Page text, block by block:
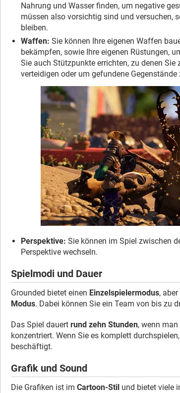
Nahrung und Wasser finden, um negative
müssen also vorsichtig sind und versuchen,
bleiben.
Waffen: Sie können Ihre eigenen Waffen
bekämpfen, sowie Ihre eigenen Rüstungen,
Sie auch Stützpunkte errichten, zu denen Sie
verteidigen oder um gefundene Gegenstände
Perspektive: Sie können im Spiel zwischen
Perspektive wechseln.
Spielmodi und Dauer
Grounded bietet einen Einzelspielermodus,
Modus. Dabei können Sie ein Team von bis zu
Das Spiel dauert rund zehn Stunden, wenn
konzentriert. Wenn Sie es komplett
beschäftigt.
Grafik und Sound
Die Grafiken ist im Cartoon-Stil und bietet viele